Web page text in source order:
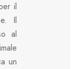
il
Il
al
un